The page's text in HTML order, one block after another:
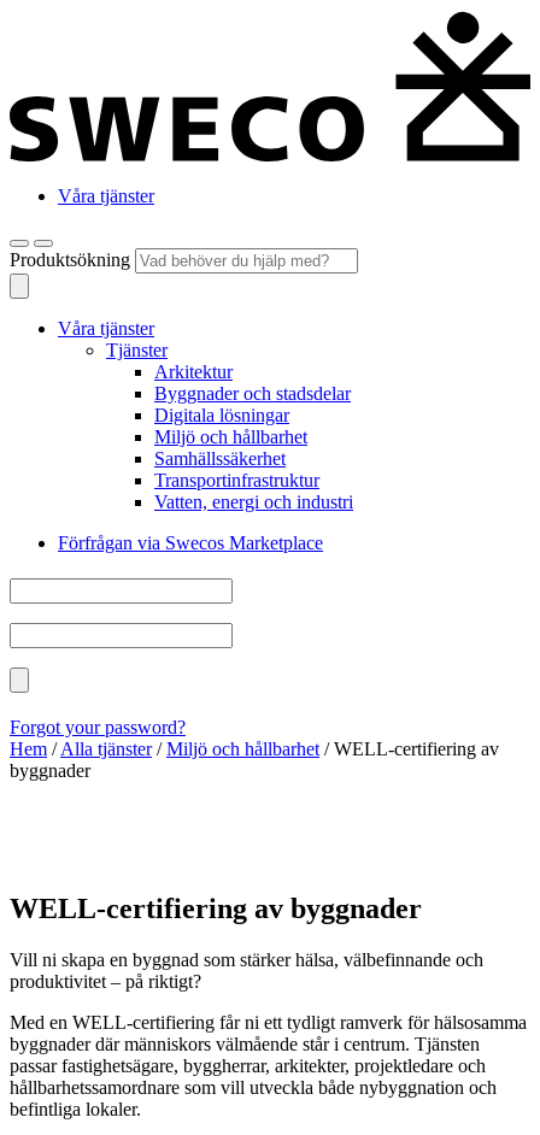
Våra tjänster
Produktsökning
Våra tjänster
Tjänster
Arkitektur
Byggnader och stadsdelar
Digitala lösningar
Miljö och hållbarhet
Samhällssäkerhet
Transportinfrastruktur
Vatten, energi och industri
Förfrågan via Swecos Marketplace
Forgot your password?
Hem /Alla tjänster/Miljö och hållbarhet /WELL‑certifiering av
byggnader
WELL‑certifiering av byggnader
Vill ni skapa en byggnad som stärker hälsa, välbefinnande och
produktivitet – på riktigt?
Med en WELL‑certifiering får ni ett tydligt ramverk för hälsosamma
byggnader där människors välmående står i centrum. Tjänsten
passar fastighetsägare, byggherrar, arkitekter, projektledare och
hållbarhetssamordnare som vill utveckla både nybyggnation och
befintliga lokaler.